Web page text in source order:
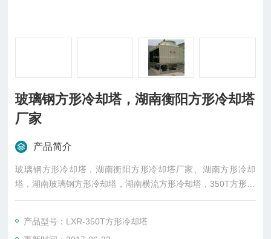
玻璃钢方形冷却塔，湖南衡阳方形冷却塔
厂家
产品简介
玻璃钢方形冷却塔，湖南衡阳方形冷却塔厂家、湖南方形冷却
塔，湖南玻璃钢方形冷却塔，湖南横流方形冷却塔，350T方形冷
却塔，350T中央空调方形冷却塔厂家
产品型号：LXR-350T方形冷却塔